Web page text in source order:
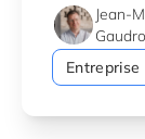
Jean-
Entreprise